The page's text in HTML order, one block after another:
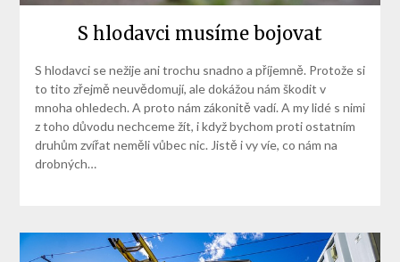
S hlodavci musíme bojovat
S hlodavci se nežije ani trochu snadno a příjemně. Protože si
to tito zřejmě neuvědomují, ale dokážou nám škodit v
mnoha ohledech. A proto nám zákonitě vadí. A my lidé s nimi
z toho důvodu nechceme žít, i když bychom proti ostatním
druhům zvířat neměli vůbec nic. Jistě i vy víe, co nám na
drobných…